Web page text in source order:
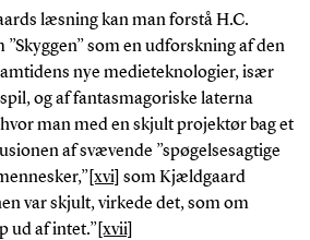
læsning kan man forstå H.C.
som en udforskning af den
nye medieteknologier, især
og af fantasmagoriske laterna
man med en skjult projektør bag et
af svævende ”spøgelsesagtige
[xvi] som Kjældgaard
var skjult, virkede det, som om
ud af intet.” [xvii]